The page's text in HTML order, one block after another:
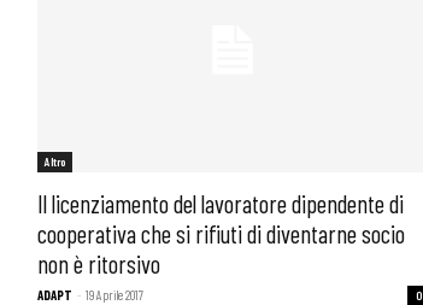
Altro
Il licenziamento del lavoratore dipendente di
cooperativa che si rifiuti di diventarne socio
non è ritorsivo
ADAPT - 19 Aprile 2017 0